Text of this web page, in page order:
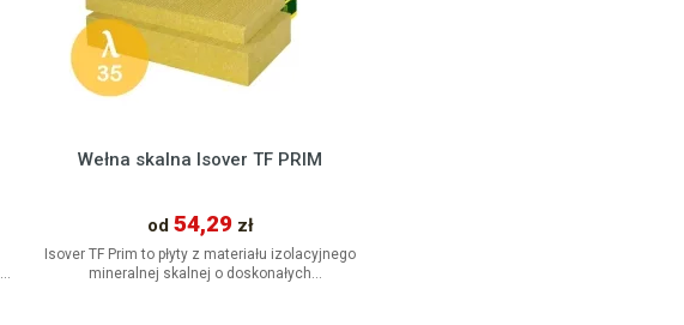
Wełna skalna Isover TF PRIM
od 54,29 zł
Isover TF Prim to płyty z materiału izolacyjnego
mineralnej skalnej o doskonałych